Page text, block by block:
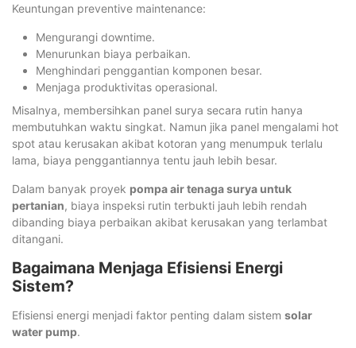
Keuntungan preventive maintenance:
Mengurangi downtime.
Menurunkan biaya perbaikan.
Menghindari penggantian komponen besar.
Menjaga produktivitas operasional.
Misalnya, membersihkan panel surya secara rutin hanya
membutuhkan waktu singkat. Namun jika panel mengalami hot
spot atau kerusakan akibat kotoran yang menumpuk terlalu
lama, biaya penggantiannya tentu jauh lebih besar.
Dalam banyak proyek pompa air tenaga surya untuk
pertanian, biaya inspeksi rutin terbukti jauh lebih rendah
dibanding biaya perbaikan akibat kerusakan yang terlambat
ditangani.
Bagaimana Menjaga Efisiensi Energi
Sistem?
Efisiensi energi menjadi faktor penting dalam sistem solar
water pump.